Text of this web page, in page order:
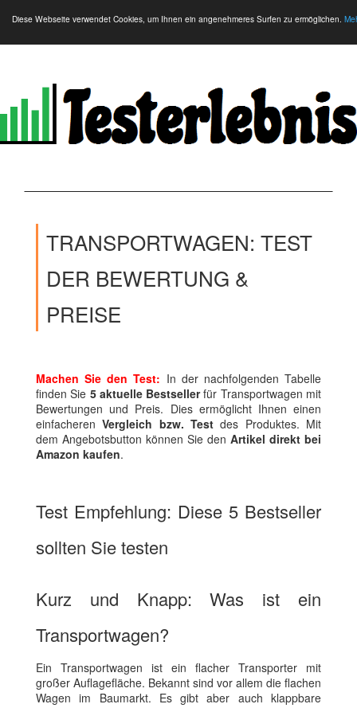
Diese Webseite verwendet Cookies, um Ihnen ein angenehmeres Surfen zu ermöglichen.
TRANSPORTWAGEN: TEST
DER BEWERTUNG &
PREISE
Machen Sie den Test: In der nachfolgenden Tabelle
finden Sie 5 aktuelle Bestsellerfür Transportwagen mit
Bewertungen und Preis. Dies ermöglicht Ihnen einen
einfacherenVergleich bzw. Test des Produktes. Mit
dem Angebotsbutton können Sie den Artikel direkt bei
Amazon kaufen.
Test Empfehlung: Diese 5 Bestseller
sollten Sie testen
Kurz und Knapp: Was ist ein
Transportwagen?
Ein Transportwagen ist ein flacher Transporter mit
großer Auflagefläche. Bekannt sind vor allem die flachen
Wagen im Baumarkt. Es gibt aber auch klappbare